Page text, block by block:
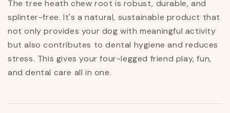
The tree heath chew root is robust, durable, and
splinter-free. It's a natural, sustainable product that
not only provides your dog with meaningful activity
but also contributes to dental hygiene and reduces
stress. This gives your four-legged friend play, fun,
and dental care all in one.